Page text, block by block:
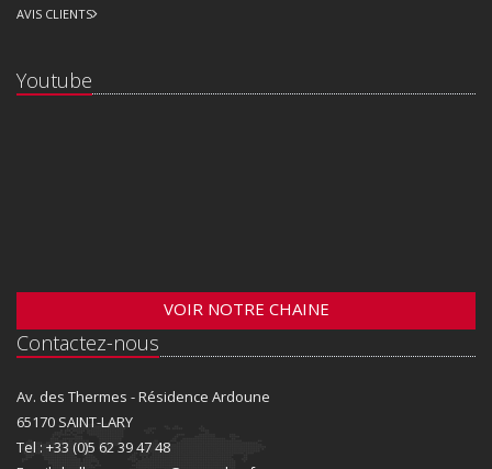
AVIS CLIENTS
Youtube
VOIR NOTRE CHAINE
Contactez-nous
Av. des Thermes - Résidence Ardoune
65170 SAINT-LARY
Tel : +33 (0)5 62 39 47 48